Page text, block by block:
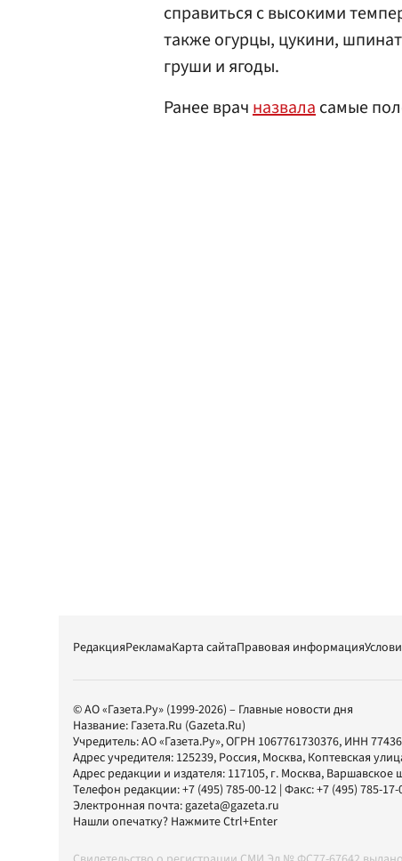
справиться с высокими
также огурцы, цукини,
груши и ягоды.
Ранее врачназваласамые
РедакцияРекламаКарта сайтаПравовая информация
© АО «Газета.Ру» (1999-2026) – Главные новости дня
Название: Газета.Ru (Gazeta.Ru)
Учредитель:АО «Газета.Ру», ОГРН 1067761730376, ИНН
Адрес учредителя: 125239, Россия, Москва, Коптевская
Адрес редакции и издателя: 117105, г. Москва, Варшавское
Телефон редакции:+7 (495) 785-00-12 | Факс:+7 (495) 785-17-
Электронная почта:gazeta@gazeta.ru
Нашли опечатку? Нажмите Ctrl+Enter